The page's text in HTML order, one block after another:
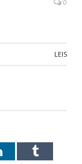
0
LEIS
LinkedInTumblr